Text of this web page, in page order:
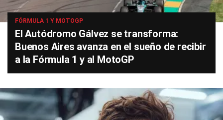
FÓRMULA 1 Y MOTOGP
El Autódromo Gálvez se transforma:
Buenos Aires avanza en el sueño de recibir
a la Fórmula 1 y al MotoGP